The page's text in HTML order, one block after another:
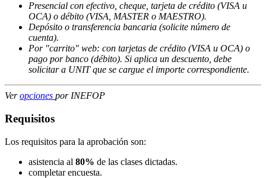
Presencial con efectivo, cheque, tarjeta de crédito (VISA u
OCA) o débito (VISA, MASTER o MAESTRO).
Depósito o transferencia bancaria (solicite número de
cuenta).
Por "carrito" web: con tarjetas de crédito (VISA u OCA) o
pago por banco (débito). Si aplica un descuento, debe
solicitar a UNIT que se cargue el importe correspondiente.
Veropciones por INEFOP
Requisitos
Los requisitos para la aprobación son:
asistencia al 80% de las clases dictadas.
completar encuesta.